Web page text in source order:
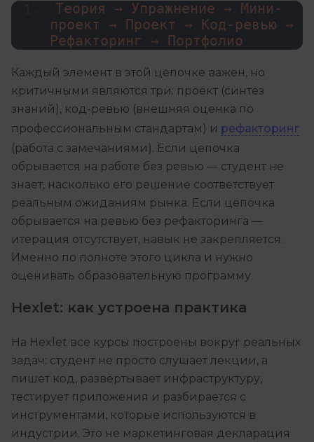
Теория → Упражнение → Мини-
проект → Проект → Код-ревью →
Рефакторинг → Портфолио
Каждый элемент в этой цепочке важен, но
критичными являются три: проект (синтез
знаний), код-ревью (внешняя оценка по
профессиональным стандартам) и рефакторинг
(работа с замечаниями). Если цепочка
обрывается на работе без ревью — студент не
знает, насколько его решение соответствует
реальным ожиданиям рынка. Если цепочка
обрывается на ревью без рефакторинга —
итерация отсутствует, навык не закрепляется.
Именно по полноте этого цикла и нужно
оценивать образовательную программу.
Hexlet: как устроена практика
На Hexlet все курсы построены вокруг реальных
задач: студент не просто слушает лекции, а
пишет код, развёртывает инфраструктуру,
тестирует приложения и разбирается с
инструментами, которые используются в
индустрии. Это не маркетинговая декларация